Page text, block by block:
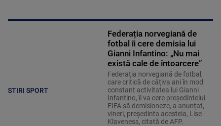
STIRI SPORT
Federația norvegiană de
fotbal îi cere demisia lui
Gianni Infantino: „Nu mai
există cale de întoarcere”
Federația norvegiană de fotbal,
care critică de câțiva ani în mod
constant activitatea lui Gianni
Infantino, îi va cere președintelui
FIFA să demisioneze, a anunțat,
vineri, președinta acesteia, Lise
Klaveness, citată de AFP.